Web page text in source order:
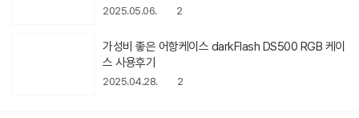
2025.05.06. 2
가성비 좋은 어항케이스 darkFlash DS500 RGB 케이
스 사용후기
2025.04.28. 2